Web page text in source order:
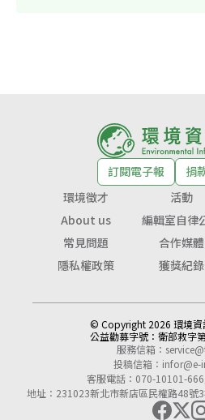
訂閱電子報
捐
環境徵才
活動
About us
編輯室自律
常見問題
合作媒體
隱私權政策
獲獎紀錄
© Copyright 2026 環境資
公益勸募字號： 衛部救字
服務信箱：
投稿信箱： infor@e-
客服電話：070-10101-
地址：231023新北市新店區民權路48號3